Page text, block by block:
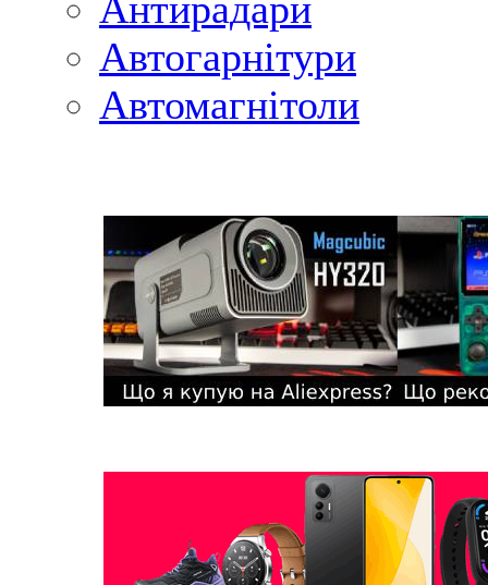
Автогарнітури
Автомагнітоли